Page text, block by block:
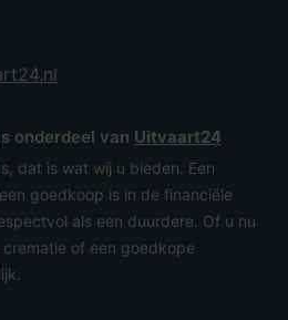
onderdeel van Uitvaart24
dat is wat wij u bieden. Een
goedkoop is in de financiële
als een duurdere. Of u nu
of een goedkope